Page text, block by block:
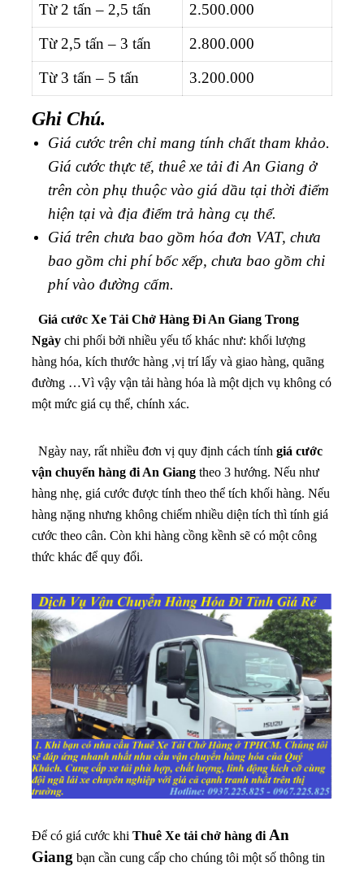
Từ 2 tấn – 2,5 tấn
2.500.000
Từ 2,5 tấn – 3 tấn
2.800.000
Từ 3 tấn – 5 tấn
3.200.000
Ghi Chú.
Giá cước trên chỉ mang tính chất tham khảo.
Giá cước thực tế, thuê xe tải đi An Giang ở
trên còn phụ thuộc vào giá dầu tại thời điểm
hiện tại và địa điểm trả hàng cụ thể.
Giá trên chưa bao gồm hóa đơn VAT, chưa
bao gồm chi phí bốc xếp, chưa bao gồm chi
phí vào đường cấm.
Giá cước Xe Tải Chở Hàng Đi An Giang Trong
Ngày chi phối bởi nhiều yếu tố khác như: khối lượng
hàng hóa, kích thước hàng ,vị trí lấy và giao hàng, quãng
đường …Vì vậy vận tải hàng hóa là một dịch vụ không có
một mức giá cụ thể, chính xác.
Ngày nay, rất nhiều đơn vị quy định cách tính giá cước
vận chuyển hàng đi An Giang theo 3 hướng. Nếu như
hàng nhẹ, giá cước được tính theo thể tích khối hàng. Nếu
hàng nặng nhưng không chiếm nhiều diện tích thì tính giá
cước theo cân. Còn khi hàng cồng kềnh sẽ có một công
thức khác để quy đổi.
Để có giá cước khi Thuê Xe tải chở hàng đi An
Giang bạn cần cung cấp cho chúng tôi một số thông tin